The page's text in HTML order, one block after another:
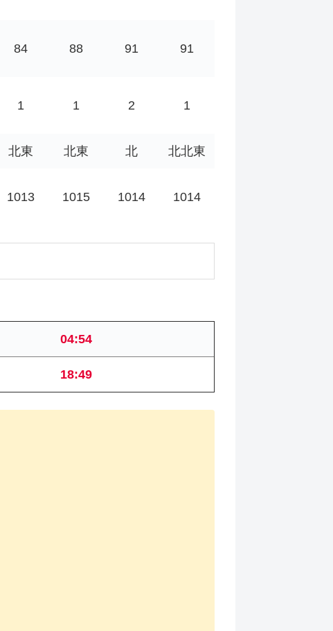
84 88 91 91
1 1 2 1
北東 北東 北 北北東
1013 1015 1014 1014
04:54
18:49